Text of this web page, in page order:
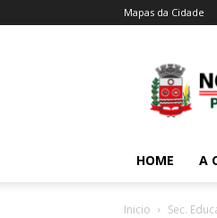
Mapas da Cidade
HOME A
Inicio Sec.